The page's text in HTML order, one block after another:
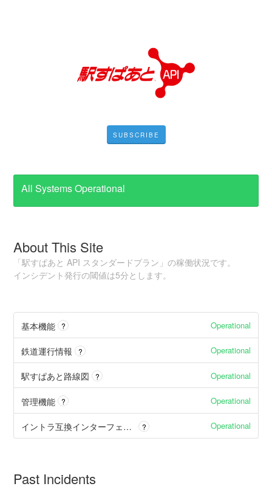
SUBSCRIBE
All Systems Operational
About This Site
「駅すぱあと API スタンダードプラン」の稼働状況です。
インシデント発行の閾値は5分とします。
基本機能 ? Operational
鉄道運行情報 ? Operational
駅すぱあと路線図 ? Operational
管理機能 ? Operational
イントラ互換インターフェース ? Operational
Past Incidents